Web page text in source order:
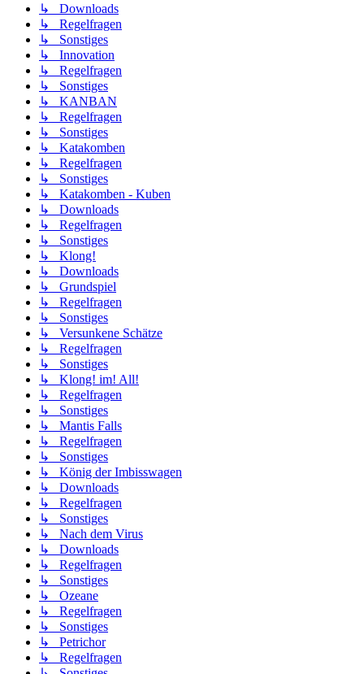
↳ Downloads
↳ Regelfragen
↳ Sonstiges
↳ Innovation
↳ Regelfragen
↳ Sonstiges
↳ KANBAN
↳ Regelfragen
↳ Sonstiges
↳ Katakomben
↳ Regelfragen
↳ Sonstiges
↳ Katakomben - Kuben
↳ Downloads
↳ Regelfragen
↳ Sonstiges
↳ Klong!
↳ Downloads
↳ Grundspiel
↳ Regelfragen
↳ Sonstiges
↳ Versunkene Schätze
↳ Regelfragen
↳ Sonstiges
↳ Klong! im! All!
↳ Regelfragen
↳ Sonstiges
↳ Mantis Falls
↳ Regelfragen
↳ Sonstiges
↳ König der Imbisswagen
↳ Downloads
↳ Regelfragen
↳ Sonstiges
↳ Nach dem Virus
↳ Downloads
↳ Regelfragen
↳ Sonstiges
↳ Ozeane
↳ Regelfragen
↳ Sonstiges
↳ Petrichor
↳ Regelfragen